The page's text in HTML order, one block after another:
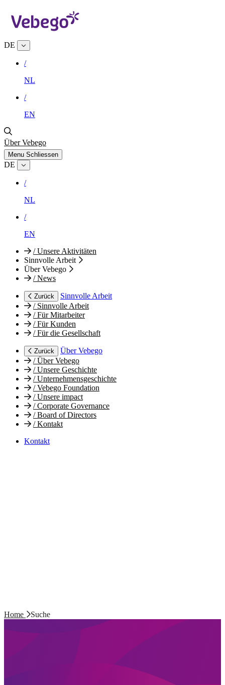
DE
/
NL
/
EN
Über Vebego
Menu Schliessen
DE
/
NL
/
EN
/Unsere Aktivitäten
Sinnvolle Arbeit
Über Vebego
/News
Zurück
Sinnvolle Arbeit
/Sinnvolle Arbeit
/Für Mitarbeiter
/Für Kunden
/Für die Gesellschaft
Zurück
Über Vebego
/Über Vebego
/Unsere Geschichte
/Unternehmensgeschichte
/Vebego Foundation
/Unsere impact
/Corporate Governance
/Board of Directors
/Kontakt
Kontakt
Home Suche